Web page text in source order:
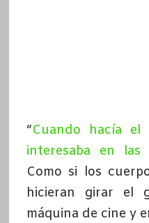
“Cuando hacía
interesaba en
Como si los
hicieran girar el
máquina de cine y